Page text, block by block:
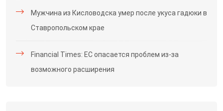
Мужчина из Кисловодска умер после укуса гадюки в
Ставропольском крае
Financial Times: ЕС опасается проблем из-за
возможного расширения